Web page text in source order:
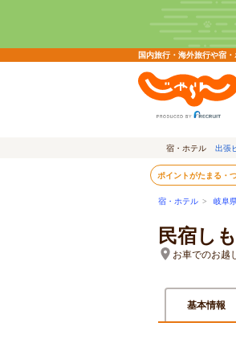
国内旅行・海外旅行や宿
宿・ホテル 出張
ポイントがたまる・
宿・ホテル > 岐阜
民宿し
お車でのお越
基本情報